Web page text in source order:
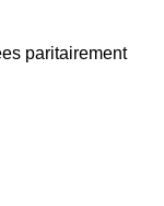
paritairement